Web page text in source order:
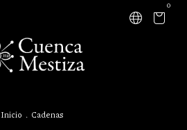
0
Inicio . Cadenas